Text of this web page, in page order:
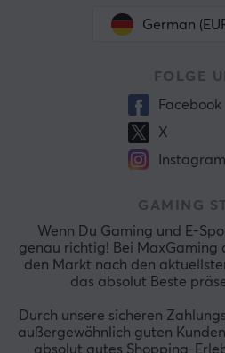
German
FOLGE
Facebook
X
Instagram
GAMING
Wenn Du Gaming und E-
genau richtig! Bei MaxGaming
den Markt nach den
das absolut Beste
Durch unsere sicheren
außergewöhnlich guten
absolut gutes Shopping-